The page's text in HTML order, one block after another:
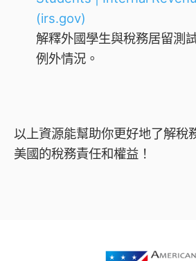
(irs.gov)
解釋外國學生與稅務居留測
例外情況。
以上資源能幫助你更好地了解稅
美國的稅務責任和權益！